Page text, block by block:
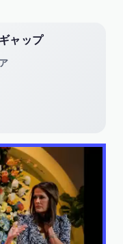
ャップ